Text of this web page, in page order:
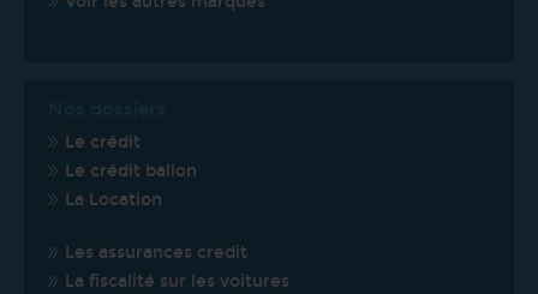
Le crédit
Le crédit ballon
La Location
Les assurances credit
La fiscalité sur les voitures